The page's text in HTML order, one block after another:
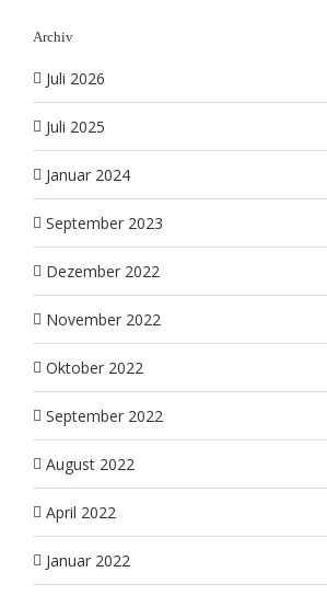
Archiv
Juli 2026
Juli 2025
Januar 2024
September 2023
Dezember 2022
November 2022
Oktober 2022
September 2022
August 2022
April 2022
Januar 2022